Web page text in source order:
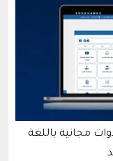
أخبار جوجل